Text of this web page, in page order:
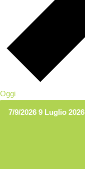
Oggi
7/9/2026 9 Luglio 2026